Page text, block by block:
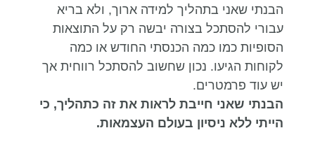
הבנתי שאני בתהליך למידה ארוך, ולא בריא
עבורי להסתכל בצורה יבשה רק על התוצאות
הסופיות כמו כמה הכנסתי החודש או כמה
לקוחות הגיעו. נכון שחשוב להסתכל רווחית אך
יש עוד פרמטרים.
הבנתי שאני חייבת לראות את זה כתהליך, כי
הייתי ללא ניסיון בעולם העצמאות.